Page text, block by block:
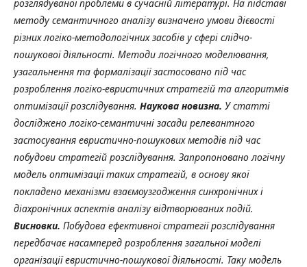
розглядуваної проблеми в сучасній літературі. На підставі
методу семантичного аналізу визначено умови дієвості
різних логіко-методологічних засобів у сфері слідчо-
пошукової діяльності. Методи логічного моделювання,
узагальнення та формалізації застосовано під час
розроблення логіко-евристичних стратегій та алгоритмів
оптимізації розслідування. Наукова новизна. У статті
досліджено логіко-семантичні засади релевантного
застосування евристично-пошукових методів під час
побудови стратегій розслідування. Запропоновано логічну
модель оптимізації таких стратегій, в основу якої
покладено механізми взаємоузгодження синхронічних і
діахронічних аспектів аналізу відтворюваних подій.
Висновки. Побудова ефективної стратегії розслідування
передбачає насамперед розроблення загальної моделі
організації евристично-пошукової діяльності. Таку модель